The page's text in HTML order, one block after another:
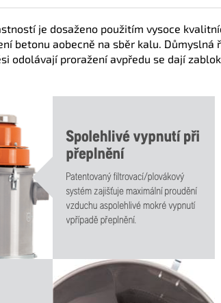
je dosaženo použitím vysoce
betonu aobecně na sběr kalu. Důmyslná
odolávají proražení avpředu se dají